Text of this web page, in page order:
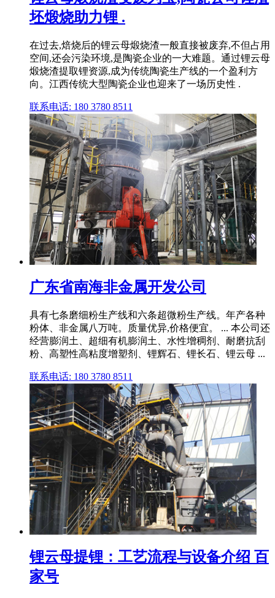
坯煅烧助力锂 .
在过去,焙烧后的锂云母煅烧渣一般直接被废弃,不但占用
空间,还会污染环境,是陶瓷企业的一大难题。通过锂云母
煅烧渣提取锂资源,成为传统陶瓷生产线的一个盈利方
向。江西传统大型陶瓷企业也迎来了一场历史性 .
联系电话: 180 3780 8511
广东省南海非金属开发公司
具有七条磨细粉生产线和六条超微粉生产线。年产各种
粉体、非金属八万吨。质量优异,价格便宜。 ... 本公司还
经营膨润土、超细有机膨润土、水性增稠剂、耐磨抗刮
粉、高塑性高粘度增塑剂、锂辉石、锂长石、锂云母 ...
联系电话: 180 3780 8511
锂云母提锂：工艺流程与设备介绍 百
家号